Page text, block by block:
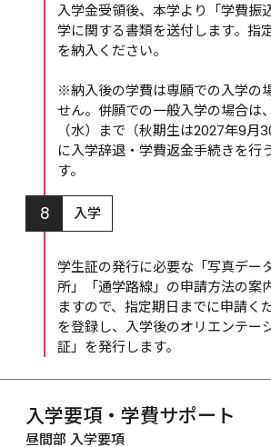
入学金受領後、本学より「学費振
学に関する書類を送付します。指
を納入ください。
※納入後の学費は専願での入学の
せん。併願での一般入学の場合は
（水）まで（秋期生は2027年9月
に入学辞退・学費返金手続きを行
す。
8 入学
学生証の発行に必要な「写真デー
所」「通学路線」の申請方法の案
ますので、指定期日までに申請く
を登録し、入学後のオリエンテー
証」を発行します。
入学要項・学費サポート
昼間部 入学要項